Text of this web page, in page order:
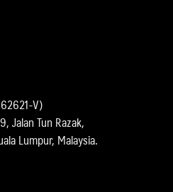
V)
Jalan Tun Razak,
Lumpur, Malaysia.